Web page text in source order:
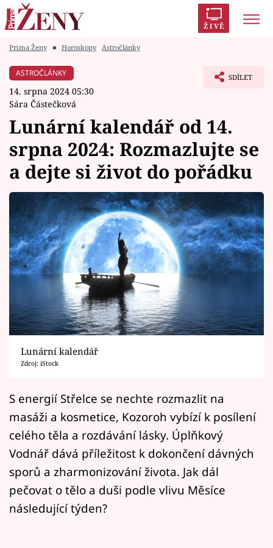
ŽIVĚ
Módní alarm
Témata
Celebrity
Vztahy
Seriály
Horoskopy
Sledujte prima+
Filmový festival Karlovy Vary
Pořady
Mámy sobě
Přihlášení
Sledujte nás
Prima Ženy ■ Horoskopy Astročlánky
ASTROČLÁNKY
14. srpna 2024 05:30
Sára Částečková
SDÍLET
Lunární kalendář od 14.
srpna 2024: Rozmazlujte se
a dejte si život do pořádku
Lunární kalendář
Zdroj: iStock
S energií Střelce se nechte rozmazlit na
masáži a kosmetice, Kozoroh vybízí k posílení
celého těla a rozdávání lásky. Úplňkový
Vodnář dává příležitost k dokončení dávných
sporů a zharmonizování života. Jak dál
pečovat o tělo a duši podle vlivu Měsíce
následující týden?